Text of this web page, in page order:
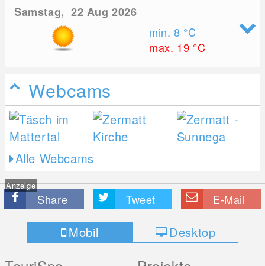
Samstag, 22 Aug 2026
min. 8 °C
max. 19 °C
Webcams
Alle Webcams
Anzeige
Share Tweet E-Mail
Mobil Desktop